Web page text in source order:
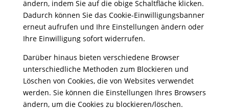
ändern, indem Sie auf die obige Schaltfläche klicken.
Dadurch können Sie das Cookie-Einwilligungsbanner
erneut aufrufen und Ihre Einstellungen ändern oder
Ihre Einwilligung sofort widerrufen.
Darüber hinaus bieten verschiedene Browser
unterschiedliche Methoden zum Blockieren und
Löschen von Cookies, die von Websites verwendet
werden. Sie können die Einstellungen Ihres Browsers
ändern, um die Cookies zu blockieren/löschen.